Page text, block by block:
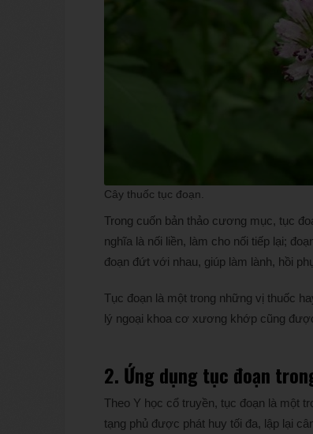
Cây thuốc tục đoạn.
Trong cuốn bản thảo cương mục, tục
nghĩa là nối liền, làm cho nối tiếp lại;
đoạn đứt với nhau, giúp làm lành, hồi
Tục đoạn là một trong những vị thuốc
lý ngoại khoa cơ xương khớp cũng
2. Ứng dụng tục đoạn
Theo Y học cổ truyền, tục đoạn là một
tạng phủ được phát huy tối đa, lập lại